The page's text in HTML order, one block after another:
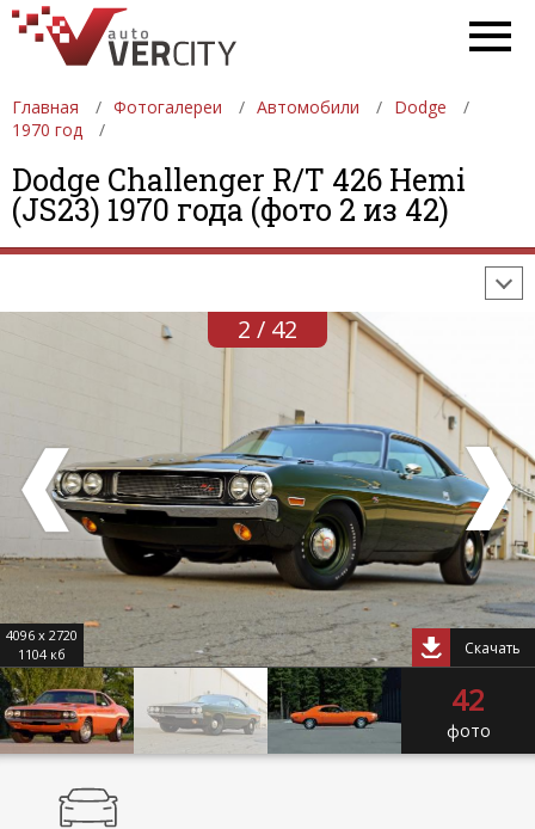
Главная Фотогалереи Автомобили
Dodge
1970 год
Dodge Challenger R/T 426 Hemi
(JS23) 1970 года (фото 2 из 42)
ФОТОГАЛЕРЕИ АВТОМОБИЛИ
ДЕВУШКИ
АВТОСАЛОНЫ
ФОРМУЛА-1
2 / 42
4096 x 2720
1104 кб
Скачать
42
фото